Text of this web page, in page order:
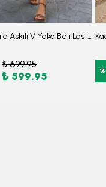
Kadın Lila Askılı V Yaka Beli Lastikli Midi Boy Desenli Kloş Elbise ARM-26Y001134
₺ 699.95
₺ 599.95 %